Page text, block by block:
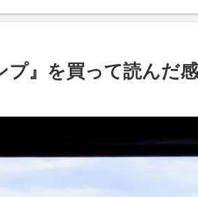
』を買って読んだ